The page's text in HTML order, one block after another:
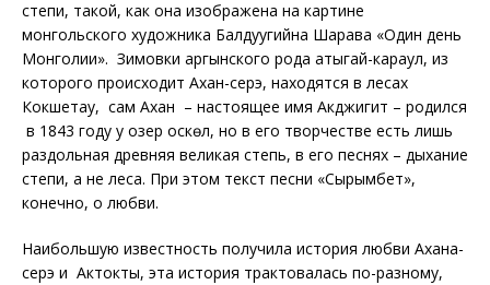
степи, такой, как она изображена на картине
монгольского художника Балдуугийна Шарава «Один день
Монголии». Зимовки аргынского рода атыгай-караул, из
которого происходит Ахан-серэ, находятся в лесах
Кокшетау, сам Ахан – настоящее имя Акджигит – родился
в 1843 году у озер Қоскөл, но в его творчестве есть лишь
раздольная древняя великая степь, в его песнях – дыхание
степи, а не леса. При этом текст песни «Сырымбет»,
конечно, о любви.
Наибольшую известность получила история любви Ахана-
серэ и Актокты, эта история трактовалась по-разному,